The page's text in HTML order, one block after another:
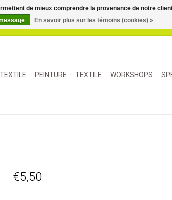
PEINTURE TEXTILE WORKSHOPS
€5,50
de mieux comprendre la provenance de notre
En savoir plus sur les témoins (cookies) »